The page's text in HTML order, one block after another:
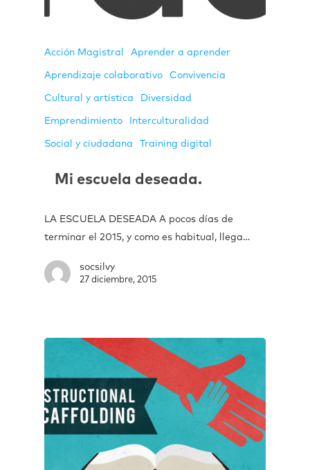
Acción Magistral Aprender a aprender
Aprendizaje colaborativo Convivencia
Cultural y artística Diversidad
Emprendimiento Interculturalidad
Social y ciudadana Training digital
Mi escuela deseada.
LA ESCUELA DESEADA A pocos días de
terminar el 2015, y como es habitual, llega…
socsilvy
27 diciembre, 2015